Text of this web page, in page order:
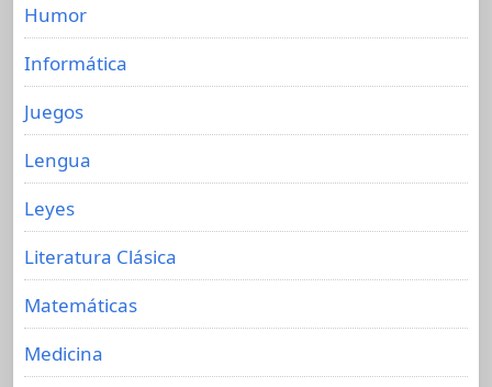
Humor
Informática
Juegos
Lengua
Leyes
Literatura Clásica
Matemáticas
Medicina